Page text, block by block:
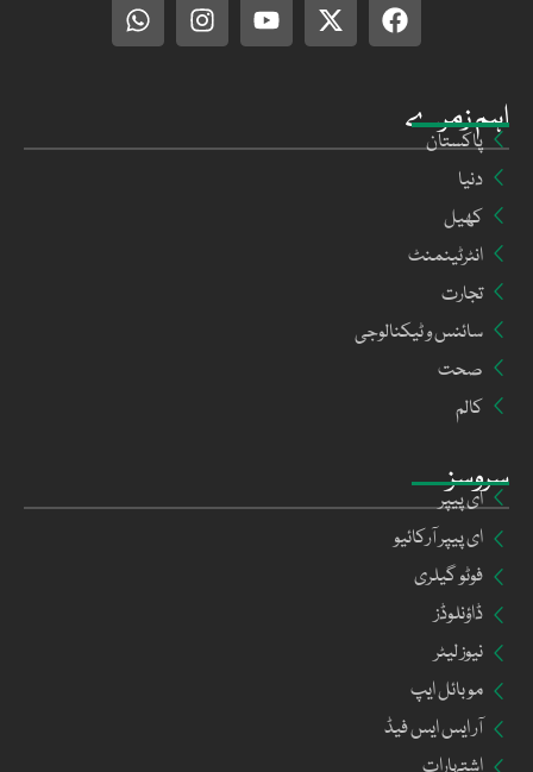
سروسز
ای پیپر
ای پیپر آرکائیو
فوٹو گیلری
ڈاؤنلوڈز
نیوز لیٹر
موبائل ایپ
آر ایس ایس فیڈ
اہم زمرے
پاکستان
دنیا
کھیل
انٹرٹینمنٹ
تجارت
سائنس و ٹیکنالوجی
صحت
کالم